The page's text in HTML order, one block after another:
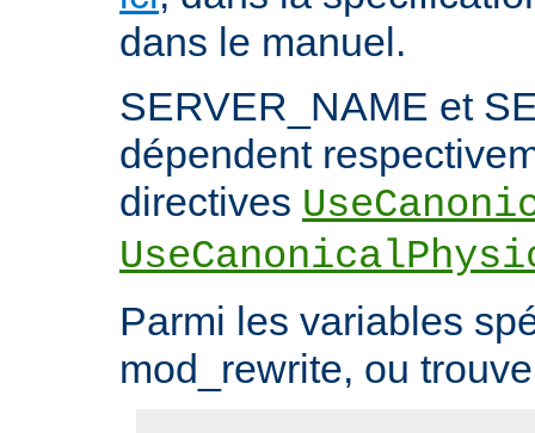
dans le manuel.
SERVER_NAME et
dépendent
directives
Parmi les variables
mod_rewrite, ou